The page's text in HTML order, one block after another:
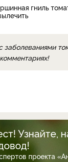
гниль
заболеваниями
Узнайте,
проекта